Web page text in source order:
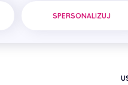
SPERSONALIZUJ